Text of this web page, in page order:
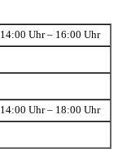
14:00 Uhr – 16:00 Uhr
14:00 Uhr – 18:00 Uhr